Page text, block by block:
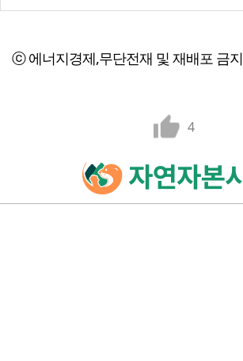
ⓒ 에너지경제,무단전재 및 재배포 금지
4